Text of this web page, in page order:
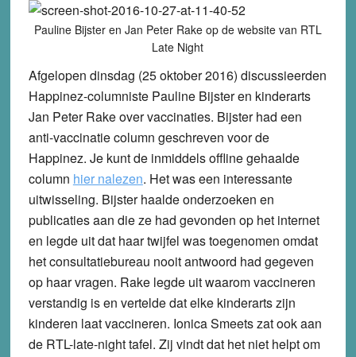
Pauline Bijster en Jan Peter Rake op de website van RTL
Late Night
Afgelopen dinsdag (25 oktober 2016) discussieerden
Happinez-columniste Pauline Bijster en kinderarts
Jan Peter Rake over vaccinaties. Bijster had een
anti-vaccinatie column geschreven voor de
Happinez. Je kunt de inmiddels offline gehaalde
column hier nalezen. Het was een interessante
uitwisseling. Bijster haalde onderzoeken en
publicaties aan die ze had gevonden op het internet
en legde uit dat haar twijfel was toegenomen omdat
het consultatiebureau nooit antwoord had gegeven
op haar vragen. Rake legde uit waarom vaccineren
verstandig is en vertelde dat elke kinderarts zijn
kinderen laat vaccineren. Ionica Smeets zat ook aan
de RTL-late-night tafel. Zij vindt dat het niet helpt om